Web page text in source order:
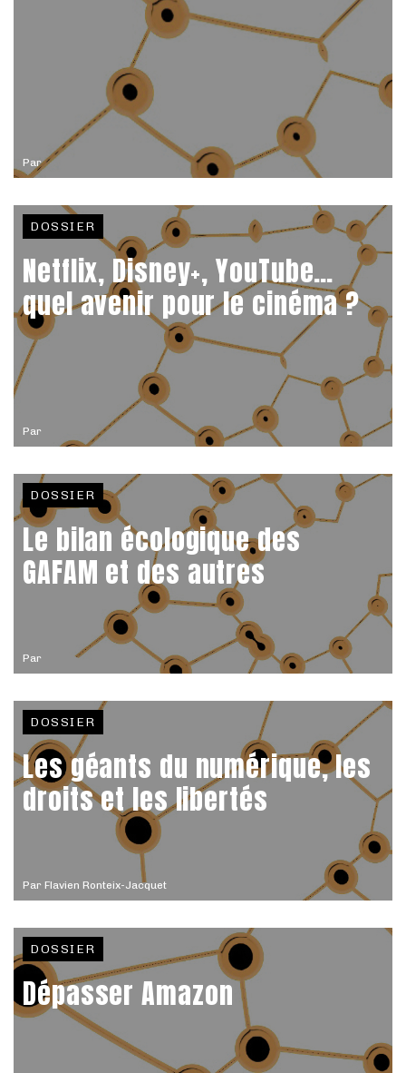
Par
Par
DOSSIER
Netflix, Disney+, YouTube…
quel avenir pour le cinéma ?
Par
DOSSIER
Le bilan écologique des
GAFAM et des autres
Par Flavien Ronteix-Jacquet
DOSSIER
Les géants du numérique, les
droits et les libertés
DOSSIER
Dépasser Amazon